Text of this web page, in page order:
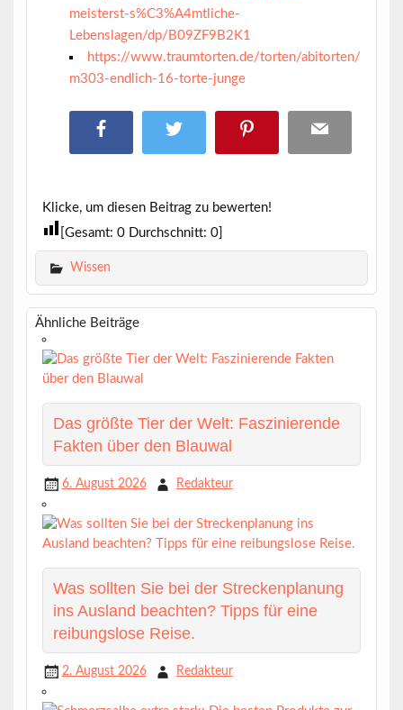
meisterst-s%C3%A4mtliche-
Lebenslagen/dp/B09ZF9B2K1
https://www.traumtorten.de/torten/abitorten/
m303-endlich-16-torte-junge
Klicke, um diesen Beitrag zu bewerten!
[Gesamt: 0Durchschnitt: 0]
Wissen
Ähnliche Beiträge
Das größte Tier der Welt: Faszinierende
Fakten über den Blauwal
6. August 2026 Redakteur
Was sollten Sie bei der Streckenplanung
ins Ausland beachten? Tipps für eine
reibungslose Reise.
2. August 2026 Redakteur